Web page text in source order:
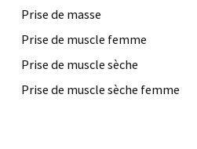
Prise de masse
Prise de muscle femme
Prise de muscle sèche
Prise de muscle sèche femme